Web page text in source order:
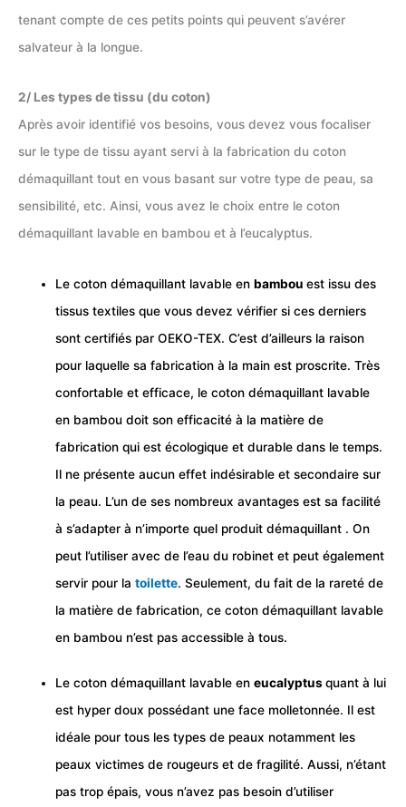
tenant compte de ces petits points qui peuvent s’avérer
salvateur à la longue.
2/ Les types de tissu (du coton)
Après avoir identifié vos besoins, vous devez vous focaliser
sur le type de tissu ayant servi à la fabrication du coton
démaquillant tout en vous basant sur votre type de peau, sa
sensibilité, etc. Ainsi, vous avez le choix entre le coton
démaquillant lavable en bambou et à l’eucalyptus.
Le coton démaquillant lavable enbambouest issu des
tissus textiles que vous devez vérifier si ces derniers
sont certifiés par OEKO-TEX. C’est d’ailleurs la raison
pour laquelle sa fabrication à la main est proscrite. Très
confortable et efficace, le coton démaquillant lavable
en bambou doit son efficacité à la matière de
fabrication qui est écologique et durable dans le temps.
Il ne présente aucun effet indésirable et secondaire sur
la peau. L’un de ses nombreux avantages est sa facilité
à s’adapter à n’importe quel produit démaquillant . On
peut l’utiliser avec de l’eau du robinet et peut également
servir pour latoilette. Seulement, du fait de la rareté de
la matière de fabrication, ce coton démaquillant lavable
en bambou n’est pas accessible à tous.
Le coton démaquillant lavable eneucalyptusquant à lui
est hyper doux possédant une face molletonnée. Il est
idéale pour tous les types de peaux notamment les
peaux victimes de rougeurs et de fragilité. Aussi, n’étant
pas trop épais, vous n’avez pas besoin d’utiliser